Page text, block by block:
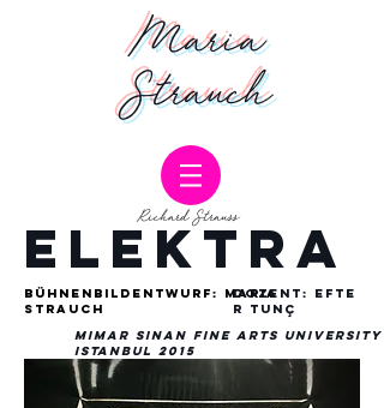
Maria
Strauch
ELEKTRA
Richard Strauss
bühnenbildentwurf: Maria
Strauch
dozent: Efte
r Tunç
Mimar Sinan Fine Arts University
Istanbul 2015